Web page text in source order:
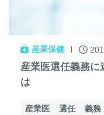
産業保健
産業医選任義務に
は
産業医 選任 義務